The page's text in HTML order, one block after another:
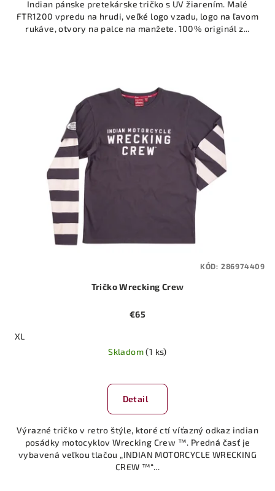
Indian pánske pretekárske tričko s UV žiarením. Malé
FTR1200 vpredu na hrudi, veľké logo vzadu, logo na ľavom
rukáve, otvory na palce na manžete. 100% originál z...
Tričko Wrecking Crew
€65
XL
Skladom(1 ks)
Detail
Výrazné tričko v retro štýle, ktoré ctí víťazný odkaz indian
posádky motocyklov Wrecking Crew ™. Predná časť je
vybavená veľkou tlačou „INDIAN MOTORCYCLE WRECKING
CREW ™“...
KÓD: 286974409